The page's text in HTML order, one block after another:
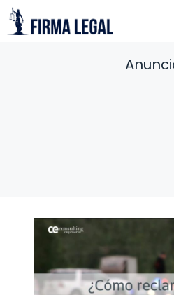
Saltar
al